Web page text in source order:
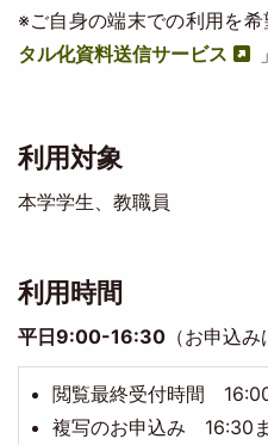
※ご自身の端末での利用を
タル化資料送信サービス
利用対象
本学学生、教職員
利用時間
平日9:00-16:30（お申込み
閲覧最終受付時間
複写のお申込み 16:30